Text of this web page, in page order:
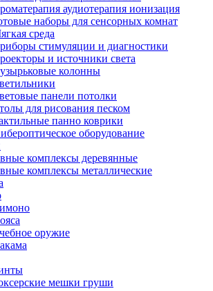
аудиотерапия ионизация
наборы для сенсорных комнат
среда
стимуляции и диагностики
и источники света
колонны
панели потолки
для рисования песком
панно коврики
оборудование
комплексы деревянные
комплексы металлические
оружие
мешки груши